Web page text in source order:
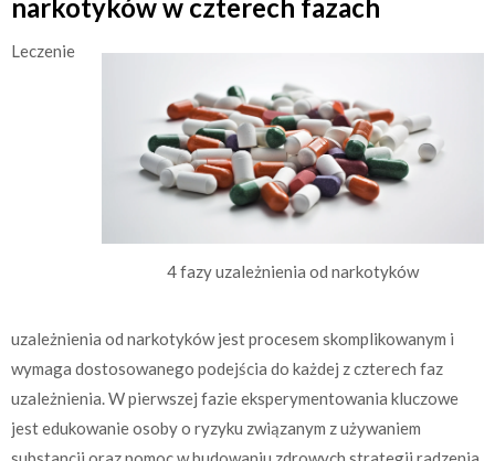
narkotyków w czterech fazach
4 fazy uzależnienia od narkotyków
Leczenie
uzależnienia od narkotyków jest procesem skomplikowanym i
wymaga dostosowanego podejścia do każdej z czterech faz
uzależnienia. W pierwszej fazie eksperymentowania kluczowe
jest edukowanie osoby o ryzyku związanym z używaniem